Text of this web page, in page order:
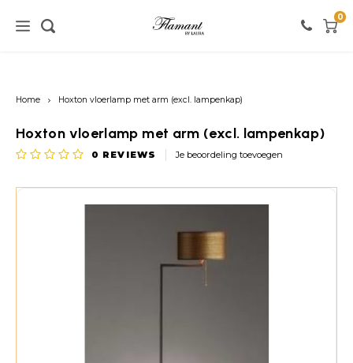
Verlichting
Vloerlampen
Meubels
Kasten
Witte tinten
0
Home Hoxton vloerlamp met arm (excl. lampenkap)
Hoxton vloerlamp met arm (excl. lampenkap)
0 REVIEWS Je beoordeling toevoegen